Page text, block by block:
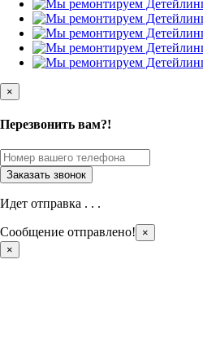
×
Перезвонить вам?!
Идет отправка . . .
Сообщение отправлено!
×
×